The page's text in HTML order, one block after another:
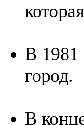
В 1981
город.
В